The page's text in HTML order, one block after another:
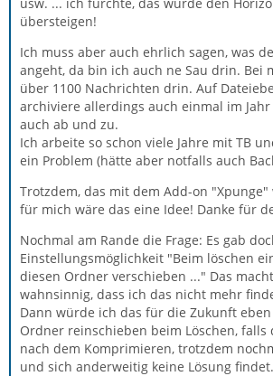
übersteigen!
Ich muss aber auch ehrlich sagen, was
angeht, da bin ich auch ne Sau drin. Bei
über 1100 Nachrichten drin. Auf
archiviere allerdings auch einmal im
auch ab und zu.
Ich arbeite so schon viele Jahre mit TB
ein Problem (hätte aber notfalls auch
Trotzdem, das mit dem Add-on
für mich wäre das eine Idee! Danke für
Nochmal am Rande die Frage: Es gab
Einstellungsmöglichkeit "Beim löschen
diesen Ordner verschieben ..." Das
wahnsinnig, dass ich das nicht mehr
Dann würde ich das für die Zukunft
Ordner reinschieben beim Löschen, falls
nach dem Komprimieren, trotzdem
und sich anderweitig keine Lösung findet.